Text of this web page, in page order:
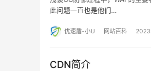
此问题一直也是他们…
优速盾-小U 网站百科 2023
CDN简介